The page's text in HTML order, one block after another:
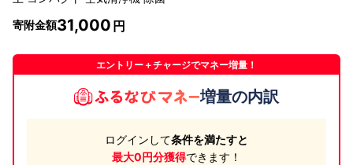
寄附金額31,000
エントリー＋チャージでマネー増量！
増量の内訳
ログインして条件を満たすと
最大0円分獲得できます！